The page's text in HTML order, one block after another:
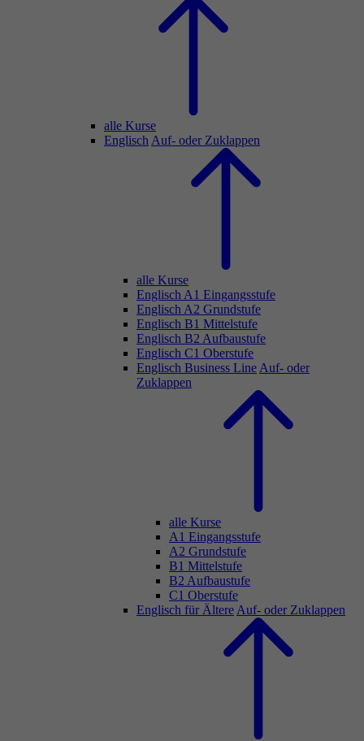
alle Kurse
Englisch Auf- oder Zuklappen
alle Kurse
Englisch A1 Eingangsstufe
Englisch A2 Grundstufe
Englisch B1 Mittelstufe
Englisch B2 Aufbaustufe
Englisch C1 Oberstufe
Englisch Business Line Auf- oder
Zuklappen
alle Kurse
A1 Eingangsstufe
A2 Grundstufe
B1 Mittelstufe
B2 Aufbaustufe
C1 Oberstufe
Englisch für Ältere Auf- oder Zuklappen